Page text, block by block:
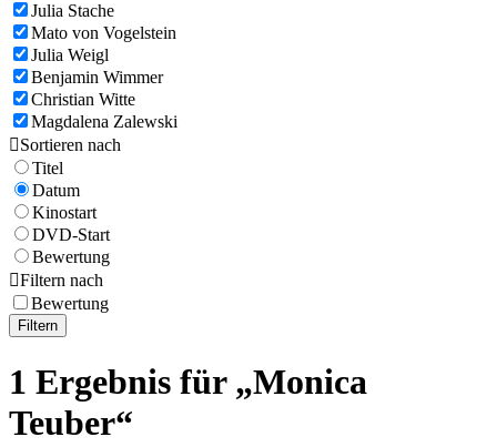
Julia Stache
Mato von Vogelstein
Julia Weigl
Benjamin Wimmer
Christian Witte
Magdalena Zalewski
Sortieren nach
Titel
Datum
Kinostart
DVD-Start
Bewertung
Filtern nach
Bewertung
Filtern
1 Ergebnis für „Monica
Teuber“